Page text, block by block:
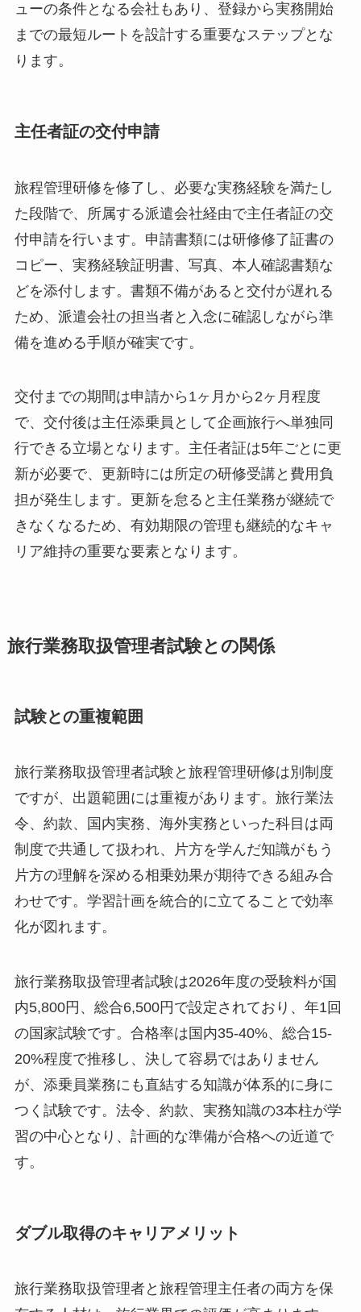
ューの条件となる会社もあり、登録から実務開始
までの最短ルートを設計する重要なステップとな
ります。
主任者証の交付申請
旅程管理研修を修了し、必要な実務経験を満たし
た段階で、所属する派遣会社経由で主任者証の交
付申請を行います。申請書類には研修修了証書の
コピー、実務経験証明書、写真、本人確認書類な
どを添付します。書類不備があると交付が遅れる
ため、派遣会社の担当者と入念に確認しながら準
備を進める手順が確実です。
交付までの期間は申請から1ヶ月から2ヶ月程度
で、交付後は主任添乗員として企画旅行へ単独同
行できる立場となります。主任者証は5年ごとに更
新が必要で、更新時には所定の研修受講と費用負
担が発生します。更新を怠ると主任業務が継続で
きなくなるため、有効期限の管理も継続的なキャ
リア維持の重要な要素となります。
旅行業務取扱管理者試験との関係
試験との重複範囲
旅行業務取扱管理者試験と旅程管理研修は別制度
ですが、出題範囲には重複があります。旅行業法
令、約款、国内実務、海外実務といった科目は両
制度で共通して扱われ、片方を学んだ知識がもう
片方の理解を深める相乗効果が期待できる組み合
わせです。学習計画を統合的に立てることで効率
化が図れます。
旅行業務取扱管理者試験は2026年度の受験料が国
内5,800円、総合6,500円で設定されており、年1回
の国家試験です。合格率は国内35-40%、総合15-
20%程度で推移し、決して容易ではありません
が、添乗員業務にも直結する知識が体系的に身に
つく試験です。法令、約款、実務知識の3本柱が学
習の中心となり、計画的な準備が合格への近道で
す。
ダブル取得のキャリアメリット
旅行業務取扱管理者と旅程管理主任者の両方を保